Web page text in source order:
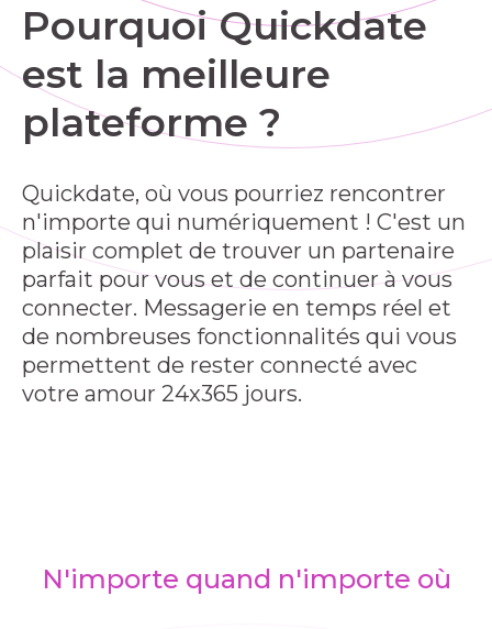
Pourquoi Quickdate
est la meilleure
plateforme ?
Quickdate, où vous pourriez rencontrer
n'importe qui numériquement ! C'est un
plaisir complet de trouver un partenaire
parfait pour vous et de continuer à vous
connecter. Messagerie en temps réel et
de nombreuses fonctionnalités qui vous
permettent de rester connecté avec
votre amour 24x365 jours.
N'importe quand n'importe où